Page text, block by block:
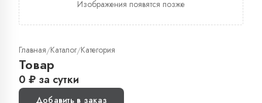
Изображения появятся позже
Главная/Каталог/Категория
Товар
0 ₽ за сутки
Добавить в заказ